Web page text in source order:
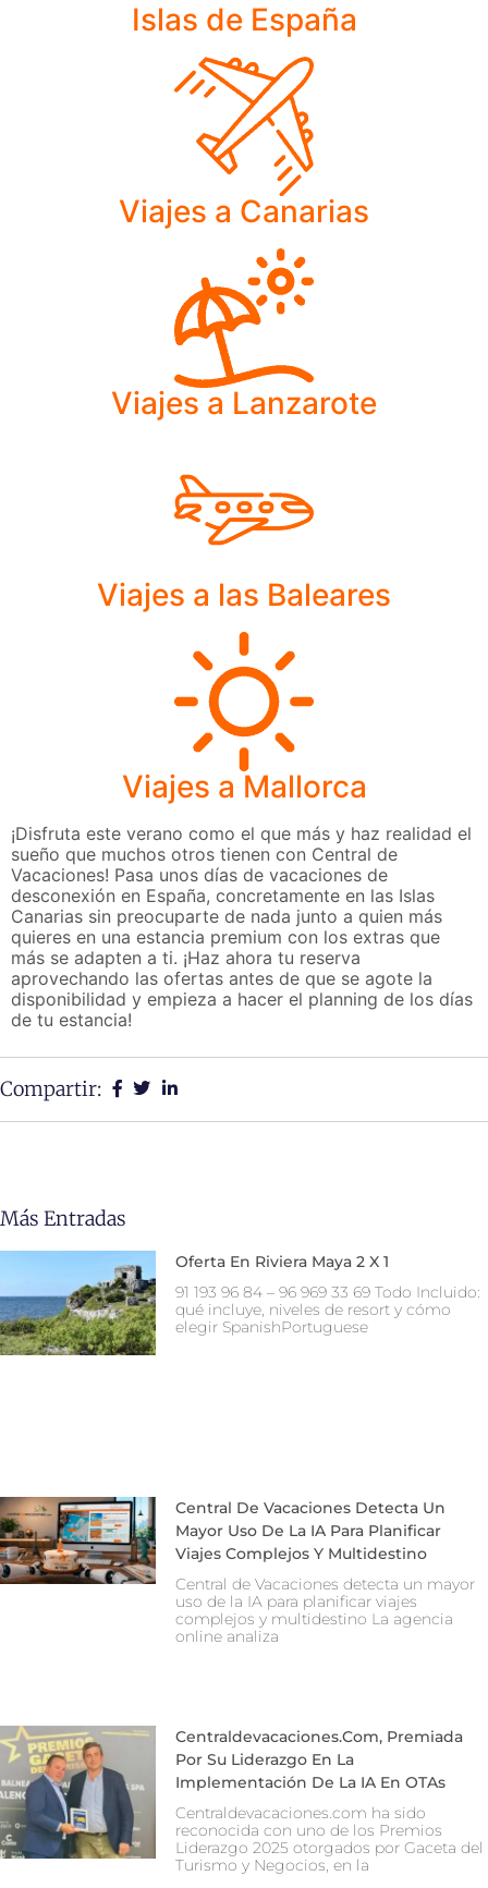
Islas de España
Viajes a Canarias
Viajes a Lanzarote
Viajes a las Baleares
Viajes a Mallorca
¡Disfruta este verano como el que más y haz realidad el
sueño que muchos otros tienen con Central de
Vacaciones! Pasa unos días de vacaciones de
desconexión en España, concretamente en las Islas
Canarias sin preocuparte de nada junto a quien más
quieres en una estancia premium con los extras que
más se adapten a ti. ¡Haz ahora tu reserva
aprovechando las ofertas antes de que se agote la
disponibilidad y empieza a hacer el planning de los días
de tu estancia!
Compartir:
Más Entradas
Oferta En Riviera Maya 2 X 1
91 193 96 84 – 96 969 33 69 Todo Incluido:
qué incluye, niveles de resort y cómo
elegir SpanishPortuguese
Central De Vacaciones Detecta Un
Mayor Uso De La IA Para Planificar
Viajes Complejos Y Multidestino
Central de Vacaciones detecta un mayor
uso de la IA para planificar viajes
complejos y multidestino La agencia
online analiza
Centraldevacaciones.com, Premiada
Por Su Liderazgo En La
Implementación De La IA En OTAs
Centraldevacaciones.com ha sido
reconocida con uno de los Premios
Liderazgo 2025 otorgados por Gaceta del
Turismo y Negocios, en la